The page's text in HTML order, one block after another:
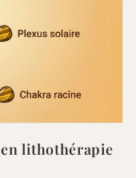
lithothérapie